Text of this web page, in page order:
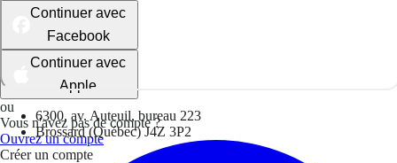
6300, av. Auteuil, bureau 223
Brossard (Québec) J4Z 3P2
Continuer avec
Facebook
Continuer avec
Apple
ou
Vous n'avez pas de compte ?
Ouvrez un compte
Créer un compte